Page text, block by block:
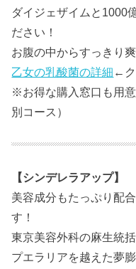
ダイジェザイムと1000
ださい！
お腹の中からすっきり爽
乙女の乳酸菌の詳細 ←ク
※お得な購入窓口も用
別コース）
【シンデレラアップ】
美容成分もたっぷり配
す！
東京美容外科の麻生統
プエラリアを越えた夢